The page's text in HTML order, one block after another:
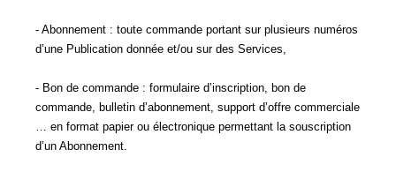
- Abonnement : toute commande portant sur plusieurs numéros
d’une Publication donnée et/ou sur des Services,
- Bon de commande : formulaire d’inscription, bon de
commande, bulletin d’abonnement, support d’offre commerciale
… en format papier ou électronique permettant la souscription
d’un Abonnement.